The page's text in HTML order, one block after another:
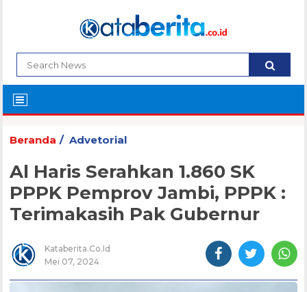
Beranda Advetorial
Al Haris Serahkan 1.860 SK
PPPK Pemprov Jambi, PPPK :
Terimakasih Pak Gubernur
Kataberita.co.id
Mei 07, 2024